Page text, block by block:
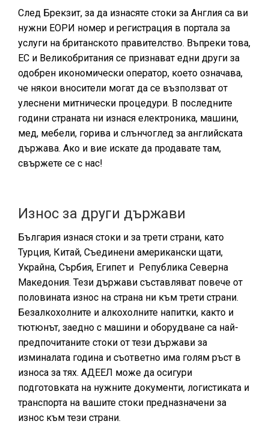
След Брекзит, за да изнасяте стоки за Англия са ви
нужни ЕОРИ номер и регистрация в портала за
услуги на британското правителство. Въпреки това,
ЕС и Великобритания се признават едни други за
одобрен икономически оператор, което означава,
че някои вносители могат да се възползват от
улеснени митнически процедури. В последните
години страната ни изнася електроника, машини,
мед, мебели, горива и слънчоглед за английската
държава. Ако и вие искате да продавате там,
свържете се с нас!
Износ за други държави
България изнася стоки и за трети страни, като
Турция, Китай, Съединени американски щати,
Украйна, Сърбия, Египет и Република Северна
Македония. Тези държави съставляват повече от
половината износ на страна ни към трети страни.
Безалкохолните и алкохолните напитки, както и
тютюнът, заедно с машини и оборудване са най-
предпочитаните стоки от тези държави за
изминалата година и съответно има голям ръст в
износа за тях. АДЕЕЛ може да осигури
подготовката на нужните документи, логистиката и
транспорта на вашите стоки предназначени за
износ към тези страни.